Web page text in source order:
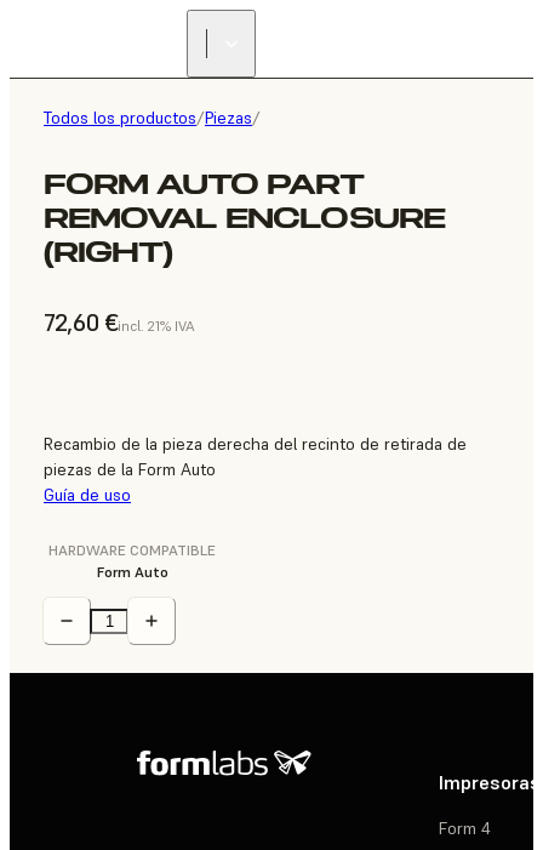
Todos los productos/Piezas/
FORM AUTO PART
REMOVAL ENCLOSURE
(RIGHT)
72,60 €incl. 21% IVA
Recambio de la pieza derecha del recinto de retirada de
piezas de la Form Auto
Guía de uso
HARDWARE COMPATIBLE
Form Auto
Impresoras
Form 4